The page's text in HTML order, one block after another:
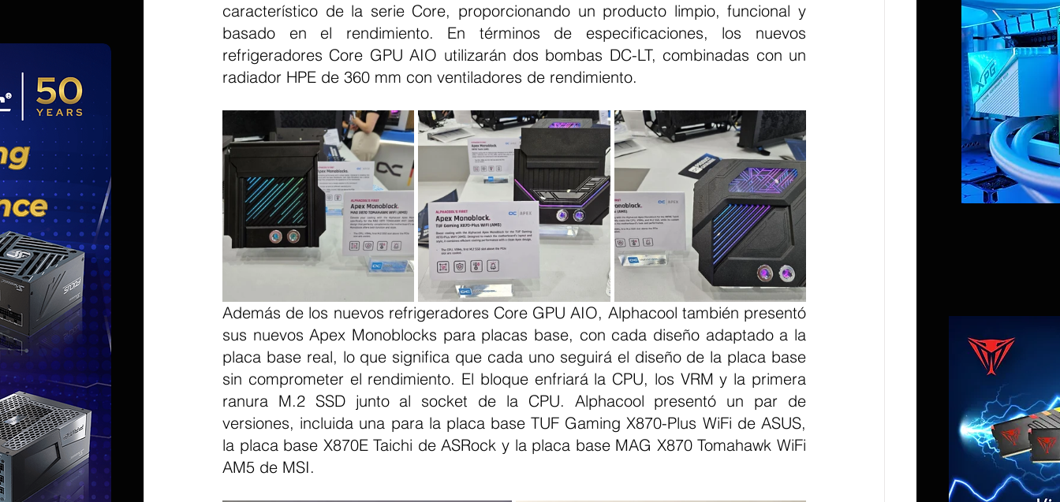
característico de la serie Core, proporcionando un producto limpio, funcional y
basado en el rendimiento. En términos de especificaciones, los nuevos
refrigeradores Core GPU AIO utilizarán dos bombas DC-LT, combinadas con un
radiador HPE de 360 mm con ventiladores de rendimiento.
Además de los nuevos refrigeradores Core GPU AIO, Alphacool también presentó
sus nuevos Apex Monoblocks para placas base, con cada diseño adaptado a la
placa base real, lo que significa que cada uno seguirá el diseño de la placa base
sin comprometer el rendimiento. El bloque enfriará la CPU, los VRM y la primera
ranura M.2 SSD junto al socket de la CPU. Alphacool presentó un par de
versiones, incluida una para la placa base TUF Gaming X870-Plus WiFi de ASUS,
la placa base X870E Taichi de ASRock y la placa base MAG X870 Tomahawk WiFi
AM5 de MSI.